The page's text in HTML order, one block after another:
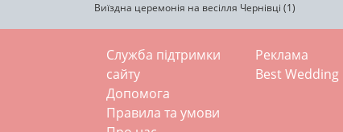
Виїздна церемонія на весілля Чернівці (1)
Служба підтримки
сайту
Допомога
Правила та умови
Реклама
Best Wedding